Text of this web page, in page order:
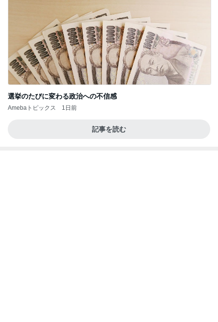
選挙のたびに変わる政治への不信感
Amebaトピックス 1日前
記事を読む